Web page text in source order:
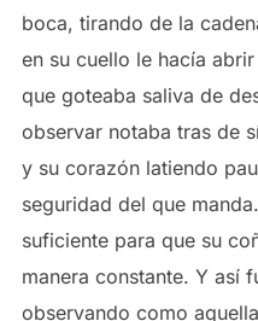
boca, tirando de la
en su cuello le hacía
que goteaba saliva de
observar notaba tras de
y su corazón latiendo
seguridad del que
suficiente para que su
manera constante. Y así
observando como